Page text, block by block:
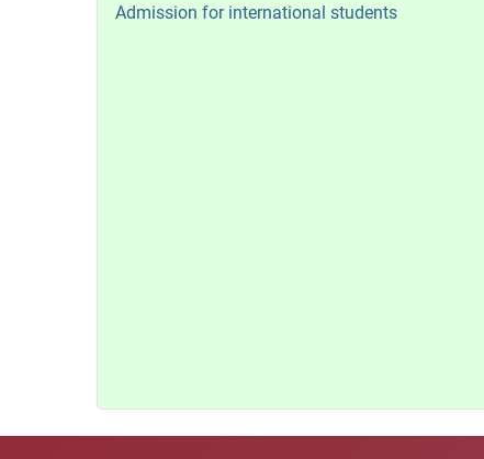
Admission for international students